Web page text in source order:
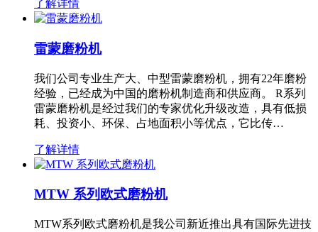
了解详情
雷蒙磨粉机
我们公司专业生产大、中型雷蒙磨粉机，拥有22年磨粉
经验，已经成为中国的磨粉机制造商和供应商。 R系列
雷蒙磨粉机是经过我们的专家优化升级改造，具有低损
耗、投资小、环保、占地面积小等优点，它比传…
了解详情
MTW 系列欧式磨粉机
MTW系列欧式磨粉机是我公司新近推出具有国际先进技